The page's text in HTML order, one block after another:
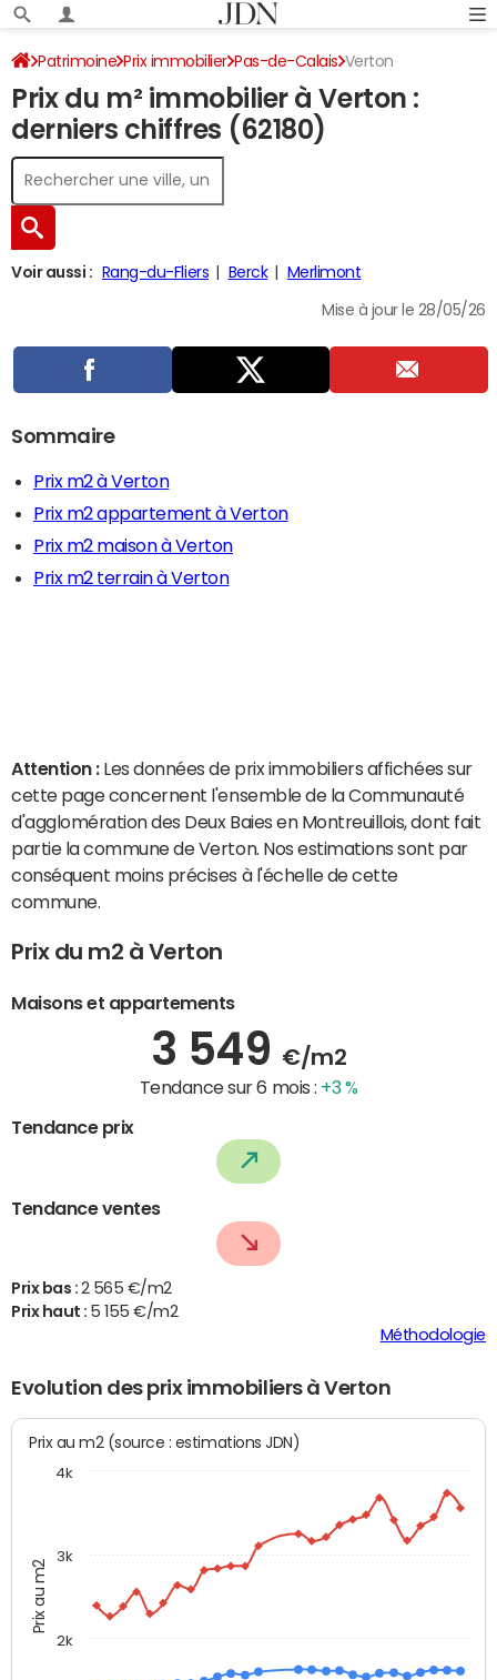
Patrimoine Prix immobilier Pas-de-Calais Verton
Prix du m² immobilier à Verton :
derniers chiffres (62180)
Voir aussi : Rang-du-Fliers Berck Merlimont
Mise à jour le 28/05/26
Sommaire
Prix m2 à Verton
Prix m2 appartement à Verton
Prix m2 maison à Verton
Prix m2 terrain à Verton
Attention : Les données de prix immobiliers affichées sur
cette page concernent l'ensemble de la Communauté
d'agglomération des Deux Baies en Montreuillois, dont fait
partie la commune de Verton. Nos estimations sont par
conséquent moins précises à l'échelle de cette
commune.
Prix du m2 à Verton
Maisons et appartements
3 549 €/m2
Tendance sur 6 mois : +3 %
Tendance prix
Tendance ventes
Prix bas : 2 565 €/m2
Prix haut : 5 155 €/m2
Méthodologie
Evolution des prix immobiliers à Verton
Prix au m2
Prix au m2 (source : estimations JDN)
2k
3k
4k